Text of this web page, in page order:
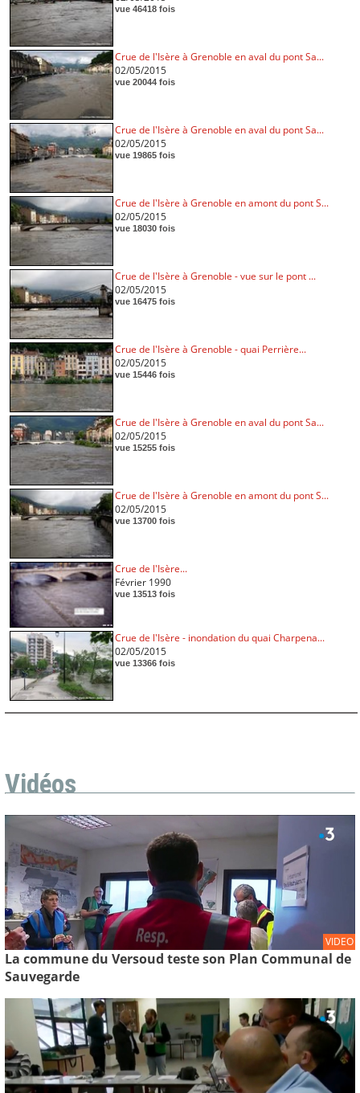
vue 46418 fois
Crue de l'Isère à Grenoble en aval du pont Sa...
02/05/2015
vue 20044 fois
Crue de l'Isère à Grenoble en aval du pont Sa...
02/05/2015
vue 19865 fois
Crue de l'Isère à Grenoble en amont du pont S...
02/05/2015
vue 18030 fois
Crue de l'Isère à Grenoble - vue sur le pont ...
02/05/2015
vue 16475 fois
Crue de l'Isère à Grenoble - quai Perrière...
02/05/2015
vue 15446 fois
Crue de l'Isère à Grenoble en aval du pont Sa...
02/05/2015
vue 15255 fois
Crue de l'Isère à Grenoble en amont du pont S...
02/05/2015
vue 13700 fois
Crue de l'Isère...
Février 1990
vue 13513 fois
Crue de l'Isère - inondation du quai Charpena...
02/05/2015
vue 13366 fois
Vidéos
VIDEO
La commune du Versoud teste son Plan Communal de
Sauvegarde